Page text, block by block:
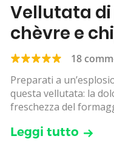
Vellutata
chèvre e
18
Preparati a
questa vellutata: la
freschezza del
Leggi tutto